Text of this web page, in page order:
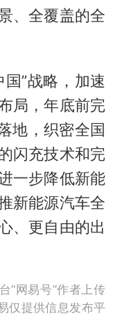
、全覆盖的全
”战略，加速
局，年底前完
地，织密全国
闪充技术和完
一步降低新能
新能源汽车全
、更自由的出
“网易号”作者上传
仅提供信息发布平